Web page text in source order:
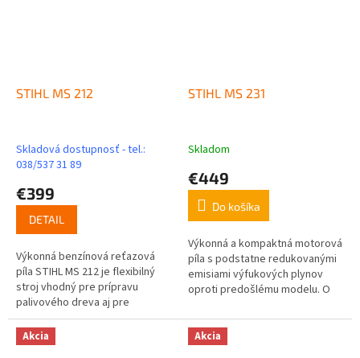
STIHL MS 212
Skladová dostupnosť - tel.:
038/537 31 89
€399
DETAIL
Výkonná benzínová reťazová
píla STIHL MS 212 je flexibilný
stroj vhodný pre prípravu
palivového dreva aj pre
profesionálne použitie v
záhradníctve a pri terénnych
úpravách a na...
STIHL MS 231
Skladom
€449
Do košíka
Výkonná a kompaktná motorová
píla s podstatne redukovanými
emisiami výfukových plynov
oproti predošlému modelu. O
vysoký rezný výkon a
extrémne...
Akcia Akcia